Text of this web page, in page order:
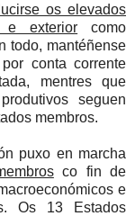
os elevados
e exterior como
todo, mantéñense
conta corrente
mentres que
seguen
membros.
puxo en marcha
co fin de
e
Os 13 Estados